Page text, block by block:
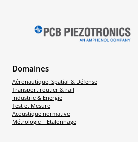
Domaines
Aéronautique, Spatial & Défense
Transport routier & rail
Industrie & Energie
Test et Mesure
Acoustique normative
Métrologie – Etalonnage